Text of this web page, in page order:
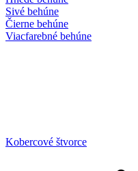
Sivé behúne
Čierne behúne
Viacfarebné behúne
Kobercové štvorce